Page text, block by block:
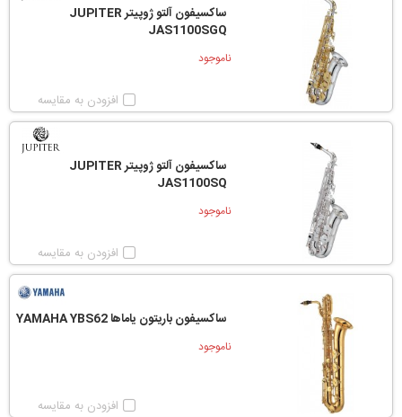
ساکسیفون آلتو ژوپیتر JUPITER
JAS1100SGQ
ناموجود
افزودن به مقایسه
ساکسیفون آلتو ژوپیتر JUPITER
JAS1100SQ
ناموجود
افزودن به مقایسه
ساکسیفون باریتون یاماها YAMAHA YBS62
ناموجود
افزودن به مقایسه